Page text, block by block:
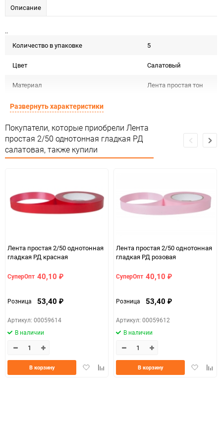
Описание
..
Количество в упаковке
5
Цвет Салатовый
Материал Лента простая тон
Срок годности
Предназначение товара Для декора
Сертификация
требует
Минимальное количество
Единица измерения шт
8cc6-b03af2b6059f
ЦветНоменклатуры салатовый
Развернуть характеристики
Покупатели, которые приобрели Лента
простая 2/50 однотонная гладкая РД
салатовая, также купили
Лента простая 2/50 однотонная
гладкая РД красная
СуперОпт 40,10 ₽
Розница 53,40 ₽
Артикул: 00059614
В наличии
ДобавитьДобавить
В корзину
Лента простая 2/50 однотонная
гладкая РД розовая
СуперОпт 40,10 ₽
Розница 53,40 ₽
Артикул: 00059612
В наличии
Добавить
В корзину